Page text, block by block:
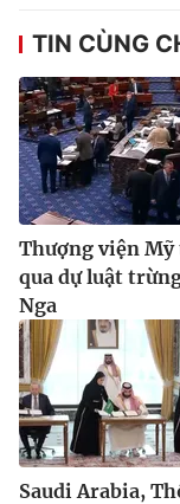
TIN CÙNG
Thượng viện
qua dự luật
Nga
Saudi Arabia,